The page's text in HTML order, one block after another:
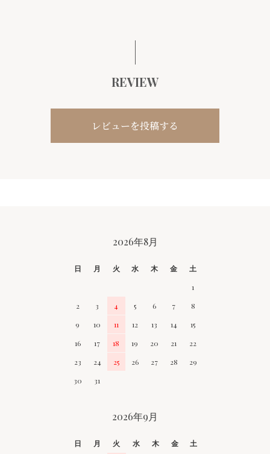
REVIEW
レビューを投稿する
2026年8月
日 月 火 水 木 金
土
1
2
3 4 5 6 7
8
9
10 11 12 13 14
15
16
17 18 19 20 21
22
23
24 25 26 27 28
29
30
31
2026年9月
日 月 火 水 木 金
土